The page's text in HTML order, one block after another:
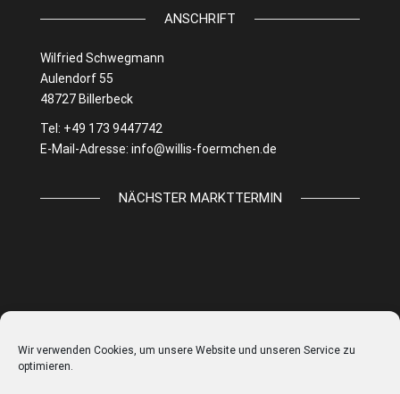
Wir verwenden Cookies, um unsere Website und unseren Service zu
optimieren.
ANSCHRIFT
Wilfried Schwegmann
Aulendorf 55
48727 Billerbeck
Tel: +49 173 9447742
E-Mail-Adresse: info@willis-foermchen.de
NÄCHSTER MARKTTERMIN